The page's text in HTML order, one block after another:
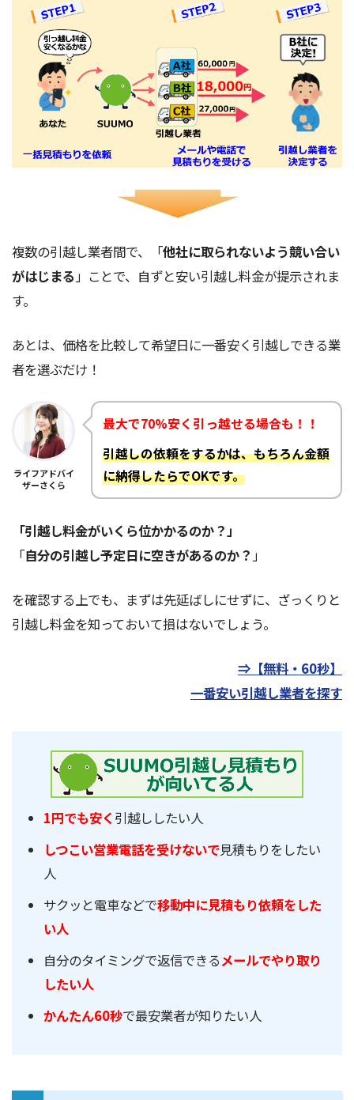
複数の引越し業者間で、「他社に取られないよう競い合い
がはじまる」ことで、自ずと安い引越し料金が提示されま
す。
あとは、価格を比較して希望日に一番安く引越しできる業
者を選ぶだけ！
ライフアドバイ
ザーさくら
最大で70%安く引っ越せる場合も！！
引越しの依頼をするかは、もちろん金額
に納得したらでOKです。
「引越し料金がいくら位かかるのか？」
「自分の引越し予定日に空きがあるのか？」
を確認する上でも、まずは先延ばしにせずに、ざっくりと
引越し料金を知っておいて損はないでしょう。
⇒【無料・60秒】
一番安い引越し業者を探す
1円でも安く引越ししたい人
しつこい営業電話を受けないで見積もりをしたい
人
サクッと電車などで移動中に見積もり依頼をした
い人
自分のタイミングで返信できるメールでやり取り
したい人
かんたん60秒で最安業者が知りたい人